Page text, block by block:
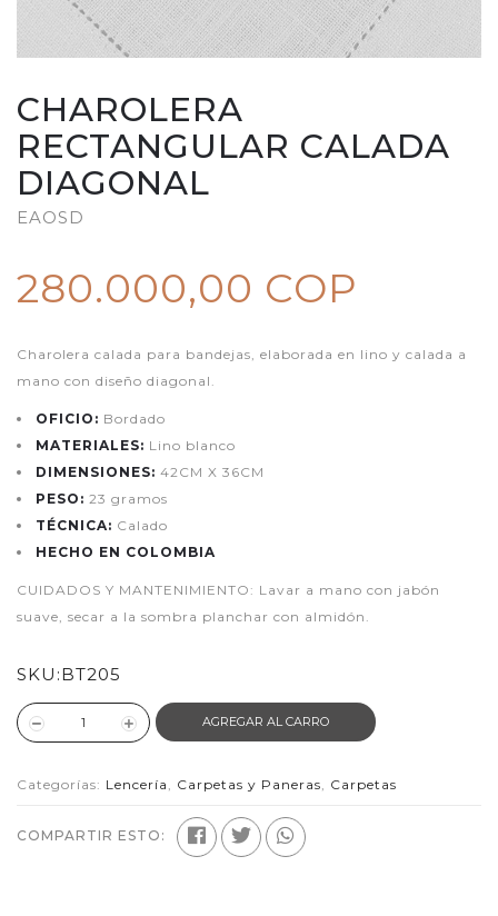
CHAROLERA
RECTANGULAR CALADA
DIAGONAL
EAOSD
280.000,00 COP
Charolera calada para bandejas, elaborada en lino y calada a
mano con diseño diagonal.
OFICIO: Bordado
MATERIALES: Lino blanco
DIMENSIONES: 42CM X 36CM
PESO: 23 gramos
TÉCNICA: Calado
HECHO EN COLOMBIA
CUIDADOS Y MANTENIMIENTO: Lavar a mano con jabón
suave, secar a la sombra planchar con almidón.
SKU:BT205
AGREGAR AL CARRO
Categorías: Lencería , Carpetas y Paneras, Carpetas
COMPARTIR ESTO: